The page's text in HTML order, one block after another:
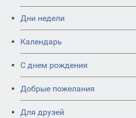
Дни недели
Календарь
C днем рождения
Добрые пожелания
Для друзей